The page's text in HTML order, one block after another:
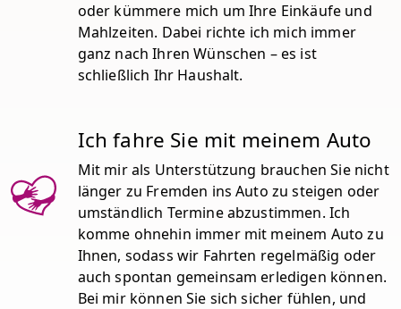
oder kümmere mich um Ihre Einkäufe und
Mahlzeiten. Dabei richte ich mich immer
ganz nach Ihren Wünschen – es ist
schließlich Ihr Haushalt.
Ich fahre Sie mit meinem Auto
Mit mir als Unterstützung brauchen Sie nicht
länger zu Fremden ins Auto zu steigen oder
umständlich Termine abzustimmen. Ich
komme ohnehin immer mit meinem Auto zu
Ihnen, sodass wir Fahrten regelmäßig oder
auch spontan gemeinsam erledigen können.
Bei mir können Sie sich sicher fühlen, und